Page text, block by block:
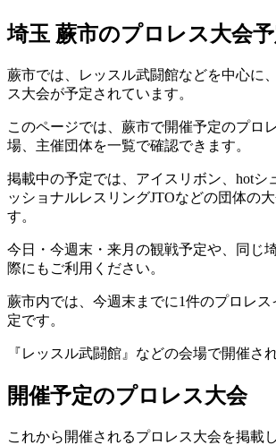
埼玉 蕨市のプロレス大会
蕨市では、レッスル武闘館などを中心に
ス大会が予定されています。
このページでは、蕨市で開催予定のプロ
場、主催団体を一覧で確認できます。
掲載中の予定では、アイスリボン、hotシ
ッショナルレスリングJTOなどの団体の
す。
今日・今週末・来月の観戦予定や、同じ
際にもご利用ください。
蕨市内では、今週末までに1件のプロレス
定です。
『レッスル武闘館 』などの会場で開催さ
開催予定のプロレス大会
これから開催されるプロレス大会を掲載